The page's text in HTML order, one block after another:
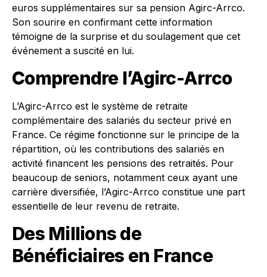
euros supplémentaires sur sa pension Agirc-Arrco.
Son sourire en confirmant cette information
témoigne de la surprise et du soulagement que cet
événement a suscité en lui.
Comprendre l’Agirc-Arrco
L’Agirc-Arrco est le système de retraite
complémentaire des salariés du secteur privé en
France. Ce régime fonctionne sur le principe de la
répartition, où les contributions des salariés en
activité financent les pensions des retraités. Pour
beaucoup de seniors, notamment ceux ayant une
carrière diversifiée, l’Agirc-Arrco constitue une part
essentielle de leur revenu de retraite.
Des Millions de
Bénéficiaires en France